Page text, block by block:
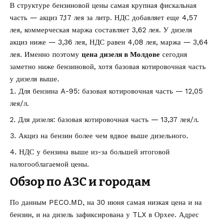
В структуре бензиновой цены самая крупная фискальная
часть — акциз 7,17 лея за литр. НДС добавляет еще 4,57
лея, коммерческая маржа составляет 3,62 лея. У дизеля
акциз ниже — 3,36 лея, НДС равен 4,08 лея, маржа — 3,64
лея. Именно поэтому цена дизеля в Молдове сегодня
заметно ниже бензиновой, хотя базовая котировочная часть
у дизеля выше.
Для бензина A-95: базовая котировочная часть — 12,05
лея/л.
Для дизеля: базовая котировочная часть — 13,37 лея/л.
Акциз на бензин более чем вдвое выше дизельного.
НДС у бензина выше из-за большей итоговой
налогооблагаемой цены.
Обзор по АЗС и городам
По данным PECO.MD, на 30 июня самая низкая цена и на
бензин, и на дизель зафиксирована у TLX в Орхее. Адрес